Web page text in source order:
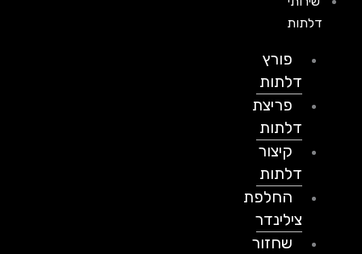
דלתות
פורץ
דלתות
פריצת
דלתות
קיצור
דלתות
החלפת
צילינדר
שחזור